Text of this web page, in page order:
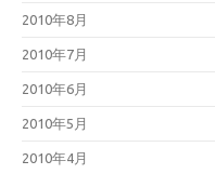
2010年8月
2010年7月
2010年6月
2010年5月
2010年4月